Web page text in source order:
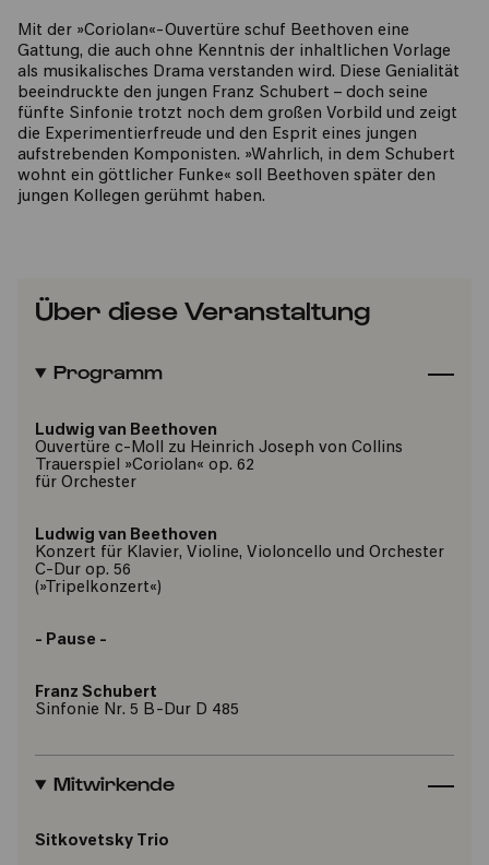
Mit der »Coriolan«-Ouvertüre schuf Beethoven eine
Gattung, die auch ohne Kenntnis der inhaltlichen Vorlage
als musikalisches Drama verstanden wird. Diese Genialität
beeindruckte den jungen Franz Schubert – doch seine
fünfte Sinfonie trotzt noch dem großen Vorbild und zeigt
die Experimentierfreude und den Esprit eines jungen
aufstrebenden Komponisten. »Wahrlich, in dem Schubert
wohnt ein göttlicher Funke« soll Beethoven später den
jungen Kollegen gerühmt haben.
Über diese Veranstaltung
Programm
Ludwig van Beethoven
Ouvertüre c-Moll zu Heinrich Joseph von Collins
Trauerspiel »Coriolan« op. 62
für Orchester
Ludwig van Beethoven
Konzert für Klavier, Violine, Violoncello und Orchester
C-Dur op. 56
(»Tripelkonzert«)
- Pause -
Franz Schubert
Sinfonie Nr. 5 B-Dur D 485
Mitwirkende
Sitkovetsky Trio